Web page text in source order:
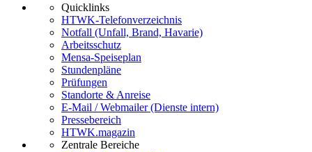
Quicklinks
HTWK-Telefonverzeichnis
Notfall (Unfall, Brand, Havarie)
Arbeitsschutz
Mensa-Speiseplan
Stundenpläne
Prüfungen
Standorte & Anreise
E-Mail / Webmailer (Dienste intern)
Pressebereich
HTWK.magazin
Zentrale Bereiche